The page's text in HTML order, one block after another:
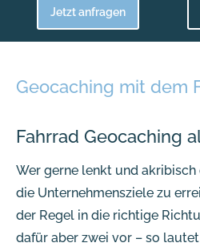
Jetzt anfragen
Geocaching mit dem
Fahrrad Geocaching
Wer gerne lenkt und
die Unternehmensziele zu
der Regel in die richtige
dafür aber zwei vor – so